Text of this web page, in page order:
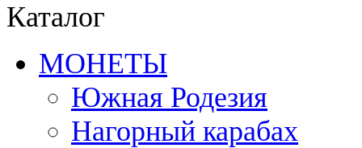
Каталог
MОНЕТЫ
Южная Родезия
Нагорный карабах